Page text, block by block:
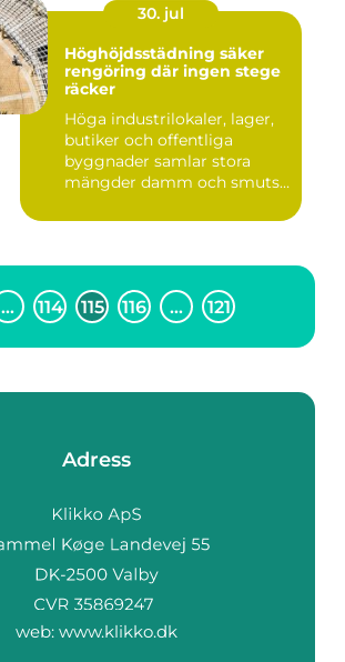
30. jul
Höghöjdsstädning säker
rengöring där ingen stege
räcker
Höga industrilokaler, lager,
butiker och offentliga
byggnader samlar stora
mängder damm och smuts
… 114 115 116 … 121
Adress
web: www.klikko.dk